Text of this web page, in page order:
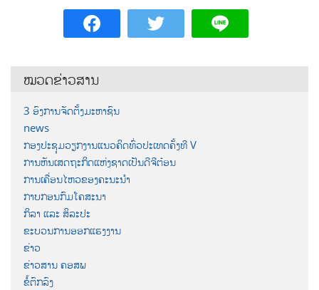
ໝວດຂ່າວສານ
3 ອົງການຈັດຕັ້ງມະຫາຊົນ
news
ກອງປະຊຸມວຽກງານແນວຄິດທົ່ວປະເທດຄັ້ງທີ V
ການຫັນເສດຖະກິດແຫ່ງຊາດເປັນດີຈີຕ໋ອນ
ການເຄື່ອນໄຫວຂອງຄະນະນຳ
ກາບກອນກົມໂຄສະນາ
ກິລາ ແລະ ສິລະປະ
ຂະບວນການອອກແຮງງານ
ຂ່າວ
ຂ່າວສານ ຄອສພ
ຂໍ້ຕົກລົງ